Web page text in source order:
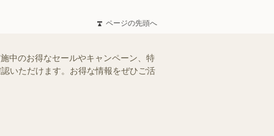
ページの先頭へ
中のお得なセールやキャンペーン、特
いただけます。お得な情報をぜひご活